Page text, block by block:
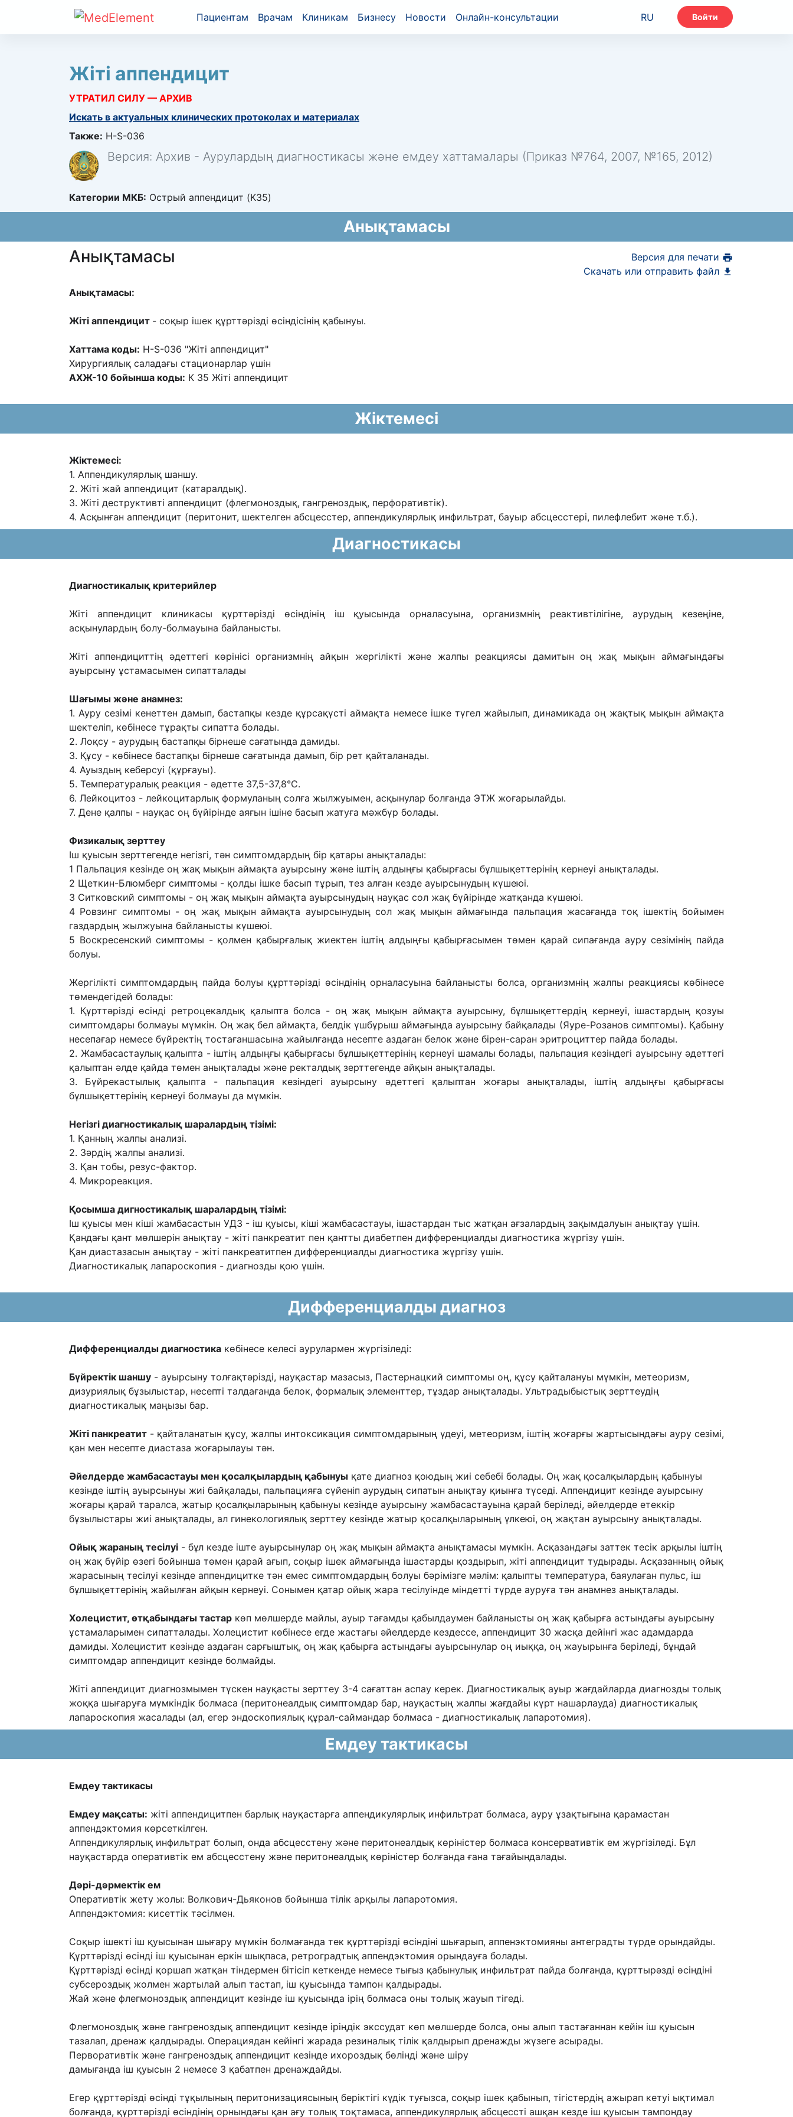
Пациентам Врачам Клиникам Бизнесу Новости Онлайн-консультации RU Войти
Жіті аппендицит
УТРАТИЛ СИЛУ — АРХИВ
Искать в актуальных клинических протоколах и материалах
Также: H-S-036
Версия: Архив - Аурулардың диагностикасы және емдеу хаттамалары (Приказ №764, 2007, №165, 2012)
Категории МКБ: Острый аппендицит (K35)
Анықтамасы
Версия для печати
Скачать или отправить файл
Анықтамасы
Анықтамасы:
Жіті аппендицит - соқыр ішек құрттəрізді өсіндісінің қабынуы.
Хаттама коды: H-S-036 "Жіті аппендицит"
Хирургиялық саладағы стационарлар үшін
АХЖ-10 бойынша коды: К 35 Жіті аппендицит
Жіктемесі
Жіктемесі:
1. Аппендикулярлық шаншу.
2. Жіті жай аппендицит (катаралдық).
3. Жіті деструктивті аппендицит (флегмоноздық, гангреноздық, перфоративтік).
4. Асқынған аппендицит (перитонит, шектелген абсцесстер, аппендикулярлық инфильтрат, бауыр абсцесстері, пилефлебит жəне т.б.).
Диагностикасы
Диагностикалық критерийлер
Жіті аппендицит клиникасы құрттəрізді өсіндінің іш қуысында орналасуына, организмнің реактивтілігіне, аурудың кезеңіне,
асқынулардың болу-болмауына байланысты.
Жіті аппендициттің əдеттегі көрінісі организмнің айқын жергілікті жəне жалпы реакциясы дамитын оң жақ мықын аймағындағы
ауырсыну ұстамасымен сипатталады
Шағымы жəне анамнез:
1. Ауру сезімі кенеттен дамып, бастапқы кезде құрсақүсті аймақта немесе ішке түгел жайылып, динамикада оң жақтық мықын аймақта
шектеліп, көбінесе тұрақты сипатта болады.
2. Лоқсу - аурудың бастапқы бірнеше сағатында дамиды.
3. Құсу - көбінесе бастапқы бірнеше сағатында дамып, бір рет қайталанады.
4. Ауыздың кеберсуі (құрғауы).
5. Температуралық реакция - əдетте 37,5-37,8°С.
6. Лейкоцитоз - лейкоцитарлық формуланың солға жылжуымен, асқынулар болғанда ЭТЖ жоғарылайды.
7. Дене қалпы - науқас оң бүйірінде аяғын ішіне басып жатуға мəжбүр болады.
Физикалық зерттеу
Іш қуысын зерттегенде негізгі, тəн симптомдардың бір қатары анықталады:
1 Пальпация кезінде оң жақ мықын аймақта ауырсыну жəне іштің алдыңғы қабырғасы бұлшықеттерінің кернеуі анықталады.
2 Щеткин-Блюмберг симптомы - қолды ішке басып тұрып, тез алған кезде ауырсынудың күшеюі.
3 Ситковский симптомы - оң жақ мықын аймақта ауырсынудың науқас сол жақ бүйірінде жатқанда күшеюі.
4 Ровзинг симптомы - оң жақ мықын аймақта ауырсынудың сол жақ мықын аймағында пальпация жасағанда тоқ ішектің бойымен
газдардың жылжуына байланысты күшеюі.
5 Воскресенский симптомы - қолмен қабырғалық жиектен іштің алдыңғы қабырғасымен төмен қарай сипағанда ауру сезімінің пайда
болуы.
Жергілікті симптомдардың пайда болуы құрттəрізді өсіндінің орналасуына байланысты болса, организмнің жалпы реакциясы көбінесе
төмендегідей болады:
1. Құрттəрізді өсінді ретроцекалдық қалыпта болса - оң жақ мықын аймақта ауырсыну, бұлшықеттердің кернеуі, ішастардың қозуы
симптомдары болмауы мүмкін. Оң жақ бел аймақта, белдік үшбұрыш аймағында ауырсыну байқалады (Яуре-Розанов симптомы). Қабыну
несепағар немесе бүйректің тостағаншасына жайылғанда несепте аздаған белок жəне бірен-саран эритроциттер пайда болады.
2. Жамбасастаулық қалыпта - іштің алдыңғы қабырғасы бұлшықеттерінің кернеуі шамалы болады, пальпация кезіндегі ауырсыну əдеттегі
қалыптан əлде қайда төмен анықталады жəне ректалдық зерттегенде айқын анықталады.
3. Бүйрекастылық қалыпта - пальпация кезіндегі ауырсыну əдеттегі қалыптан жоғары анықталады, іштің алдыңғы қабырғасы
бұлшықеттерінің кернеуі болмауы да мүмкін.
Негізгі диагностикалық шаралардың тізімі:
1. Қанның жалпы анализі.
2. Зəрдің жалпы анализі.
3. Қан тобы, резус-фактор.
4. Микрореакция.
Қосымша дигностикалық шаралардың тізімі:
Іш қуысы мен кіші жамбасастын УДЗ - іш қуысы, кіші жамбасастауы, ішастардан тыс жатқан ағзалардың зақымдалуын анықтау үшін.
Қандағы қант мөлшерін анықтау - жіті панкреатит пен қантты диабетпен дифференциалды диагностика жүргізу үшін.
Қан диастазасын анықтау - жіті панкреатитпен дифференциалды диагностика жүргізу үшін.
Диагностикалық лапароскопия - диагнозды қою үшін.
Дифференциалды диагноз
Дифференциалды диагностика көбінесе келесі аурулармен жүргізіледі:
Бүйректік шаншу - ауырсыну толғақтəрізді, науқастар мазасыз, Пастернацкий симптомы оң, құсу қайталануы мүмкін, метеоризм,
дизуриялық бұзылыстар, несепті талдағанда белок, формалық элементтер, тұздар анықталады. Ультрадыбыстық зерттеудің
диагностикалық маңызы бар.
Жіті панкреатит - қайталанатын құсу, жалпы интоксикация симптомдарының үдеуі, метеоризм, іштің жоғарғы жартысындағы ауру сезімі,
қан мен несепте диастаза жоғарылауы тəн.
Əйелдерде жамбасастауы мен қосалқылардың қабынуы қате диагноз қоюдың жиі себебі болады. Оң жақ қосалқылардың қабынуы
кезінде іштің ауырсынуы жиі байқалады, пальпацияға сүйеніп аурудың сипатын анықтау қиынға түседі. Аппендицит кезінде ауырсыну
жоғары қарай таралса, жатыр қосалқыларының қабынуы кезінде ауырсыну жамбасастауына қарай беріледі, əйелдерде етеккір
бұзылыстары жиі анықталады, ал гинекологиялық зерттеу кезінде жатыр қосалқыларының үлкеюі, оң жақтан ауырсыну анықталады.
Ойық жараның тесілуі - бұл кезде іште ауырсынулар оң жақ мықын аймақта анықтамасы мүмкін. Асқазандағы заттек тесік арқылы іштің
оң жақ бүйір өзегі бойынша төмен қарай ағып, соқыр ішек аймағында ішастарды қоздырып, жіті аппендицит тудырады. Асқазанның ойық
жарасының тесілуі кезінде аппендицитке тəн емес симптомдардың болуы бəрімізге мəлім: қалыпты температура, баяулаған пульс, іш
бұлшықеттерінің жайылған айқын кернеуі. Сонымен қатар ойық жара тесілуінде міндетті түрде ауруға тəн анамнез анықталады.
Холецистит, өтқабындағы тастар көп мөлшерде майлы, ауыр тағамды қабылдаумен байланысты оң жақ қабырға астындағы ауырсыну
ұстамаларымен сипатталады. Холецистит көбінесе егде жастағы əйелдерде кездессе, аппендицит 30 жасқа дейінгі жас адамдарда
дамиды. Холецистит кезінде аздаған сарғыштық, оң жақ қабырға астындағы ауырсынулар оң иыққа, оң жауырынға беріледі, бұндай
симптомдар аппендицит кезінде болмайды.
Жіті аппендицит диагнозмымен түскен науқасты зерттеу 3-4 сағаттан аспау керек. Диагностикалық ауыр жағдайларда диагнозды толық
жоққа шығаруға мүмкіндік болмаса (перитонеалдық симптомдар бар, науқастың жалпы жағдайы күрт нашарлауда) диагностикалық
лапароскопия жасалады (ал, егер эндоскопиялық құрал-саймандар болмаса - диагностикалық лапаротомия).
Емдеу тактикасы
Емдеу тактикасы
Емдеу мақсаты: жіті аппендицитпен барлық науқастарға аппендикулярлық инфильтрат болмаса, ауру ұзақтығына қарамастан
аппендэктомия көрсеткілген.
Аппендикулярлық инфильтрат болып, онда абсцесстену жəне перитонеалдық көріністер болмаса консервативтік ем жүргізіледі. Бұл
науқастарда оперативтік ем абсцесстену жəне перитонеалдық көріністер болғанда ғана тағайындалады.
Дəрі-дəрмектік ем
Оперативтік жету жолы: Волкович-Дьяконов бойынша тілік арқылы лапаротомия.
Аппендэктомия: кисеттік тəсілмен.
Соқыр ішекті іш қуысынан шығару мүмкін болмағанда тек құрттəрізді өсіндіні шығарып, аппенэктомияны антеградты түрде орындайды.
Құрттəрізді өсінді іш қуысынан еркін шықпаса, ретроградтық аппендэктомия орындауға болады.
Құрттəрізді өсінді қоршап жатқан тіндермен бітісіп кеткенде немесе тығыз қабынулық инфильтрат пайда болғанда, құрттырəзді өсіндіні
субсероздық жолмен жартылай алып тастап, іш қуысында тампон қалдырады.
Жай жəне флегмоноздық аппендицит кезінде іш қуысында ірің болмаса оны толық жауып тігеді.
Флегмоноздық жəне гангреноздық аппендицит кезінде іріңдік экссудат көп мөлшерде болса, оны алып тастағаннан кейін іш қуысын
тазалап, дренаж қалдырады. Операциядан кейінгі жарада резиналық тілік қалдырып дренажды жүзеге асырады.
Перворативтік жəне гангреноздық аппендицит кезінде ихороздық бөлінді жəне шіру
дамығанда іш қуысын 2 немесе 3 қабатпен дренаждайды.
Егер құрттəрізді өсінді тұқылының перитонизациясының беріктігі күдік туғызса, соқыр ішек қабынып, тігістердің ажырап кетуі ықтимал
болғанда, құрттəрізді өсіндінің орнындағы қан ағу толық тоқтамаса, аппендикулярлық абсцессті ашқан кезде іш қуысын тампондау